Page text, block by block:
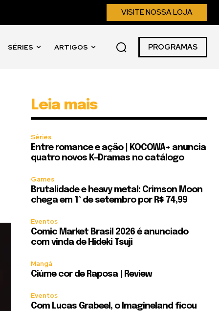
VISITE NOSSA LOJA
SÉRIES ARTIGOS PROGRAMAS
Leia mais
Séries
Entre romance e ação | KOCOWA+ anuncia
quatro novos K-Dramas no catálogo
Games
Brutalidade e heavy metal: Crimson Moon
chega em 1º de setembro por R$ 74,99
Eventos
Comic Market Brasil 2026 é anunciado
com vinda de Hideki Tsuji
Mangá
Ciúme cor de Raposa | Review
Eventos
Com Lucas Grabeel, o Imagineland ficou